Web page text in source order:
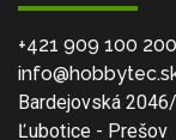
+421 909 100 200
Bardejovská
Ľubotice - Prešov